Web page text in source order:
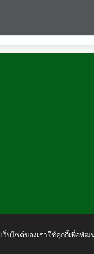
เว็บไซต์ของเราใช้คุกกี้เพื่อพั